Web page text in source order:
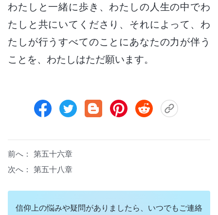
わたしと一緒に歩き、わたしの人生の中でわ
たしと共にいてくださり、それによって、わ
たしが行うすべてのことにあなたの力が伴う
ことを、わたしはただ願います。
前へ： 第五十六章
次へ： 第五十八章
信仰上の悩みや疑問がありましたら、いつでもご連絡